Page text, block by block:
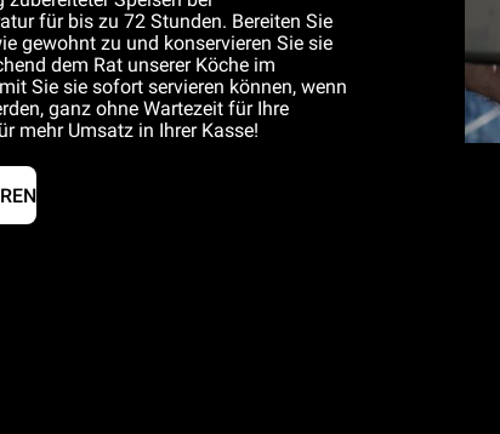
für bis zu 72 Stunden. Bereiten Sie
gewohnt zu und konservieren Sie sie
dem Rat unserer Köche im
Sie sie sofort servieren können, wenn
ganz ohne Wartezeit für Ihre
mehr Umsatz in Ihrer Kasse!